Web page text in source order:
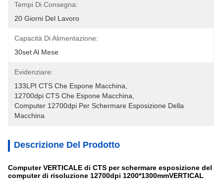
Tempi Di Consegna:
20 Giorni Del Lavoro
Capacità Di Alimentazione:
30set Al Mese
Evidenziare:
133LPI CTS Che Espone Macchina
12700dpi CTS Che Espone Macchina
Computer 12700dpi Per Schermare Esposizione Della
Macchina
Descrizione Del Prodotto
Computer VERTICALE di CTS per schermare esposizione del
computer di risoluzione 12700dpi 1200*1300mmVERTICAL